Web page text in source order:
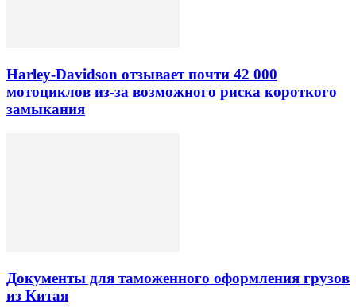
Harley-Davidson отзывает почти 42 000
мотоциклов из-за возможного риска короткого
замыкания
Документы для таможенного оформления грузов
из Китая